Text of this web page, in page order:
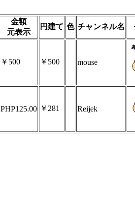
金額
元表示
円建て 色 チャンネル名
￥500 ￥500 mouse
PHP125.00 ￥281 Reijek